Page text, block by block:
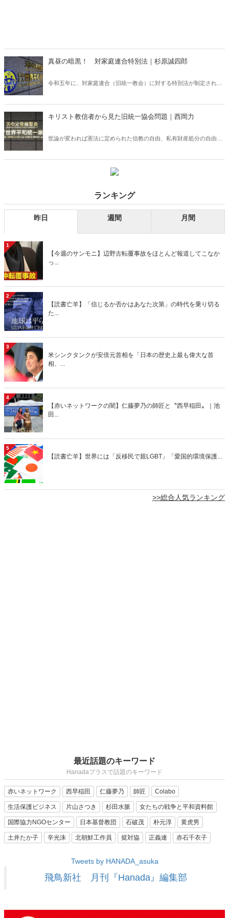
真昼の暗黒！ 対家庭連合特別法｜杉原誠四郎
令和五年に、対家庭連合（旧統一教会）に対する特別法が制定された
キリスト教信者から見た旧統一協会問題｜西岡力
世論が変われば憲法に定められた信教の自由、私有財産処分の自由な
ちに向くかもしれないという恐怖を感じるのだ。
ランキング
昨日 週間 月間
1
【今週のサンモニ】辺野古転覆事故をほとんど報道してこなか
っ...
2
【読書亡羊】「信じるか否かはあなた次第」の時代を乗り切る
た...
3
米シンクタンクが安倍元首相を「日本の歴史上最も偉大な首
相、...
4
【赤いネットワークの闇】仁藤夢乃の師匠と〝西早稲田〟｜池
田...
5
【読書亡羊】世界には「反移民で親LGBT」「愛国的環境保護...
>>総合人気ランキング
最近話題のキーワード
Hanadaプラスで話題のキーワード
赤いネットワーク 西早稲田 仁藤夢乃 師匠 Colabo
生活保護ビジネス 片山さつき 杉田水脈 女たちの戦争と平和資料館
国際協力NGOセンター 日本基督教団 石破茂 朴元淳 黄虎男
土井たか子 辛光洙 北朝鮮工作員 挺対協 正義連 赤石千衣子
Tweets by HANADA_asuka
飛鳥新社 月刊『Hanada』編集部